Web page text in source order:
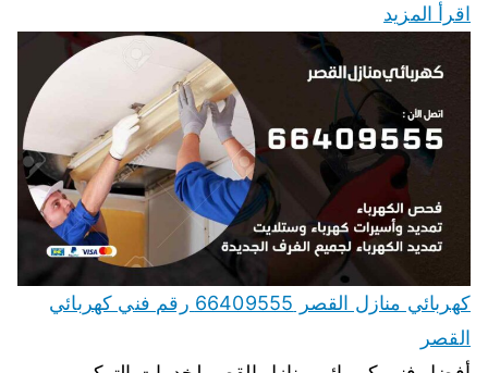
اقرأ المزيد
كهربائي منازل القصر 66409555 رقم فني كهربائي
القصر